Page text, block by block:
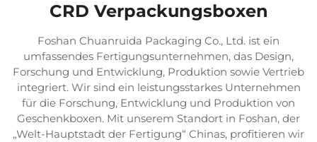
CRD Verpackungsboxen
Foshan Chuanruida Packaging Co., Ltd. ist ein
umfassendes Fertigungsunternehmen, das Design,
Forschung und Entwicklung, Produktion sowie Vertrieb
integriert. Wir sind ein leistungsstarkes Unternehmen
für die Forschung, Entwicklung und Produktion von
Geschenkboxen. Mit unserem Standort in Foshan, der
„Welt-Hauptstadt der Fertigung“ Chinas, profitieren wir